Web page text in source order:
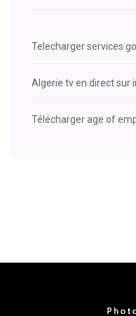
Telecharger services
Algerie tv en direct sur
Télécharger age of